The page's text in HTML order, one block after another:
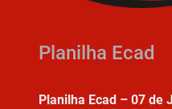
Planilha Ecad
Planilha Ecad – 07 de